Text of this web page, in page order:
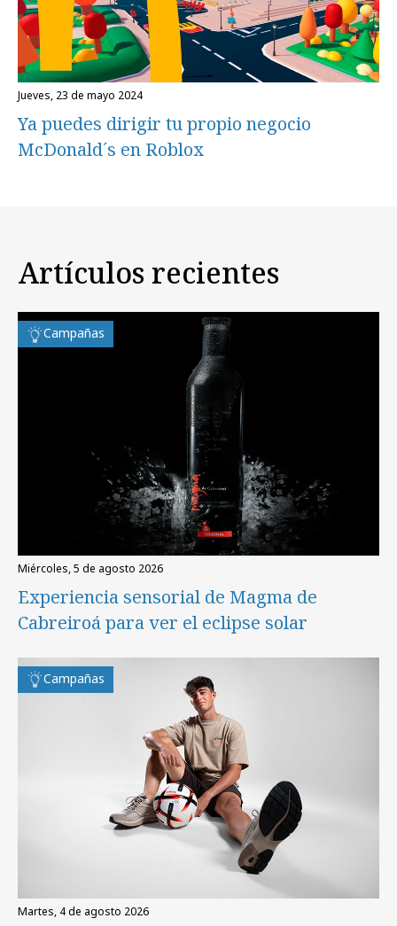
jueves, 23 de mayo 2024
Ya puedes dirigir tu propio negocio
McDonald´s en Roblox
Artículos recientes
Campañas
miércoles, 5 de agosto 2026
Experiencia sensorial de Magma de
Cabreiroá para ver el eclipse solar
Campañas
martes, 4 de agosto 2026